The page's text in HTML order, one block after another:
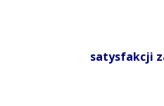
satysfakcji